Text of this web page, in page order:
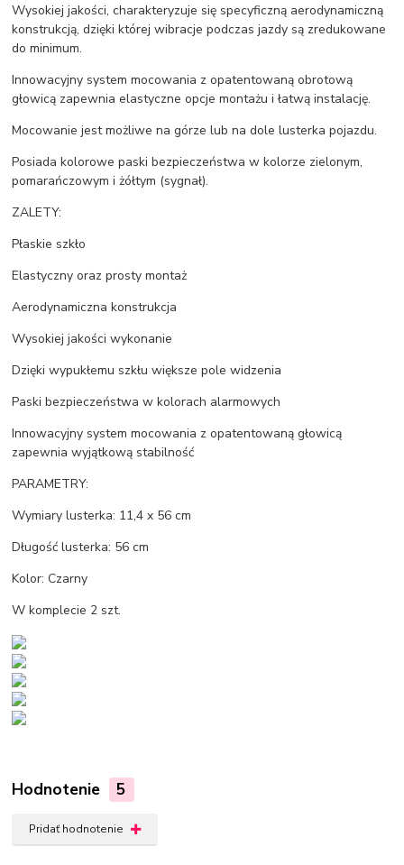
Wysokiej jakości, charakteryzuje się specyficzną aerodynamiczną
konstrukcją, dzięki której wibracje podczas jazdy są zredukowane
do minimum.
Innowacyjny system mocowania z opatentowaną obrotową
głowicą zapewnia elastyczne opcje montażu i łatwą instalację.
Mocowanie jest możliwe na górze lub na dole lusterka pojazdu.
Posiada kolorowe paski bezpieczeństwa w kolorze zielonym,
pomarańczowym i żółtym (sygnał).
ZALETY:
Płaskie szkło
Elastyczny oraz prosty montaż
Aerodynamiczna konstrukcja
Wysokiej jakości wykonanie
Dzięki wypukłemu szkłu większe pole widzenia
Paski bezpieczeństwa w kolorach alarmowych
Innowacyjny system mocowania z opatentowaną głowicą
zapewnia wyjątkową stabilność
PARAMETRY:
Wymiary lusterka: 11,4 x 56 cm
Długość lusterka: 56 cm
Kolor: Czarny
W komplecie 2 szt.
Hodnotenie 5
Pridať hodnotenie